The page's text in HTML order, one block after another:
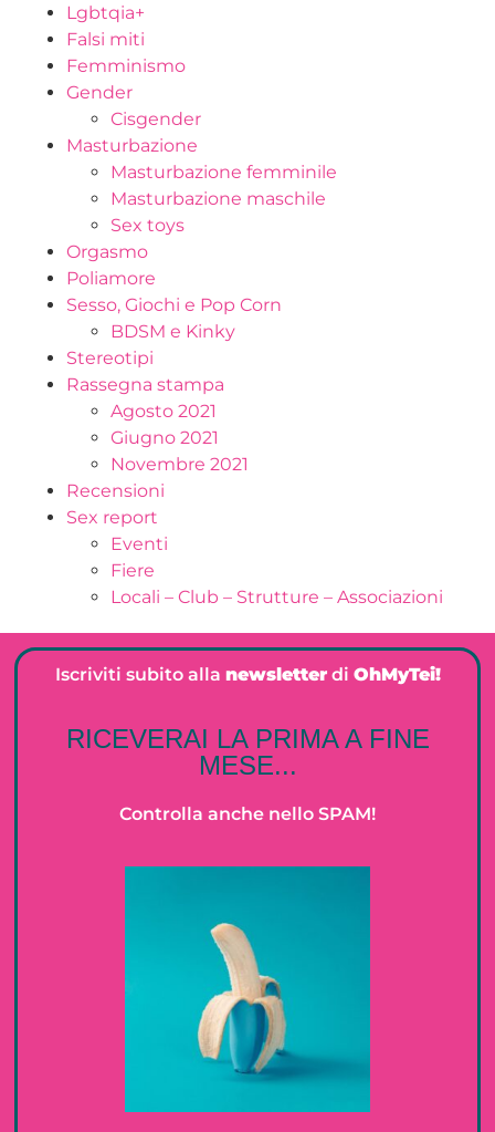
Lgbtqia+
Falsi miti
Femminismo
Gender
Cisgender
Masturbazione
Masturbazione femminile
Masturbazione maschile
Sex toys
Orgasmo
Poliamore
Sesso, Giochi e Pop Corn
BDSM e Kinky
Stereotipi
Rassegna stampa
Agosto 2021
Giugno 2021
Novembre 2021
Recensioni
Sex report
Eventi
Fiere
Locali – Club – Strutture – Associazioni
Iscriviti subito alla newsletterdi OhMyTei!
RICEVERAI LA PRIMA A FINE
MESE...
Controlla anche nello SPAM!